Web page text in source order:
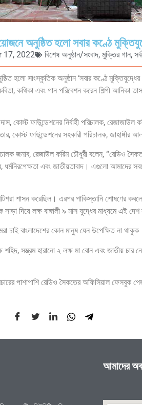
অনুষ্ঠিত হলো সবার কণ্ঠে
17, 2022 বিশেষ অনুষ্ঠান/সংবাদ, মুক্তির গান,
হলো সাংস্কৃতিক অনুষ্ঠান ‘সবার কণ্ঠে মুক্তিযুদ্ধের
কথিকা এবং গান পরিবেশন করেন শিল্পী আনিকা
ফাউন্ডেশনের নির্বাহী পরিচালক, রেজাজাউল
কোস্ট ফাউন্ডেশনের সহকারী পরিচালক, জাহাঙ্গীর
জনাব, রেজাউল করিম চৌধুরী বলেন, “রেডিও
এবং জাতীয়তাবাদ। এগুলো আমাদের
শাসন করেছিল। এরপর পাকিস্তানি
দিয়ে লক্ষ বাঙ্গালী ৯ মাস যুদ্ধের মাধ্যমে এই দেশ
চাই বাংলাদেশের কোন মানুষ যেন উপেক্ষিত না
সম্ভ্রম হারানো ২ লক্ষ মা বোন এবং জাতীয় চার
পাশাপাশি রেডিও সৈকতের
আমাদের